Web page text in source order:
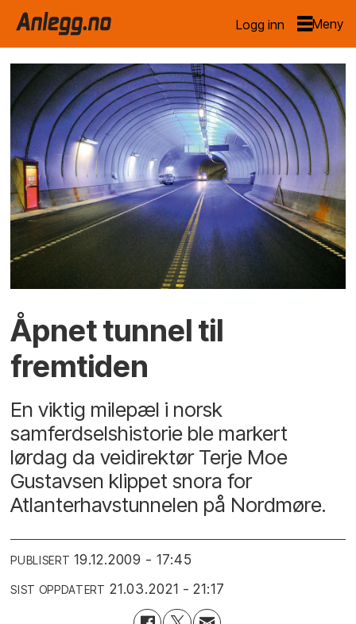
Logg inn
Åpnet tunnel til
fremtiden
En viktig milepæl i norsk
samferdselshistorie ble markert
lørdag da veidirektør Terje Moe
Gustavsen klippet snora for
Atlanterhavstunnelen på Nordmøre.
PUBLISERT 19.12.2009 - 17:45
SIST OPPDATERT 21.03.2021 - 21:17